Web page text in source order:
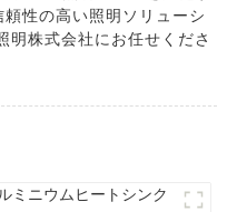
性の高い照明ソリューシ
明株式会社にお任せくださ